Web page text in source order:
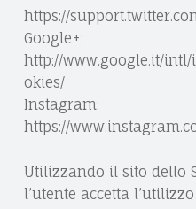
https://
Google+:
http://www.google.it/
okies/
Instagram:
https://
Utilizzando il sito dello
l’utente accetta